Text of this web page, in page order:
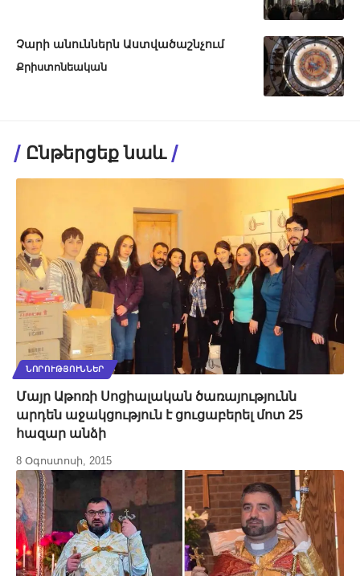
Չարի անուններն Աստվածաշնչում
Քրիստոնեական
Ընթերցեք նաև
ՆՈՐՈՒԹՅՈՒՆՆԵՐ
Մայր Աթոռի Սոցիալական ծառայությունն
արդեն աջակցություն է ցուցաբերել մոտ 25
հազար անձի
8 Օգոստոսի, 2015